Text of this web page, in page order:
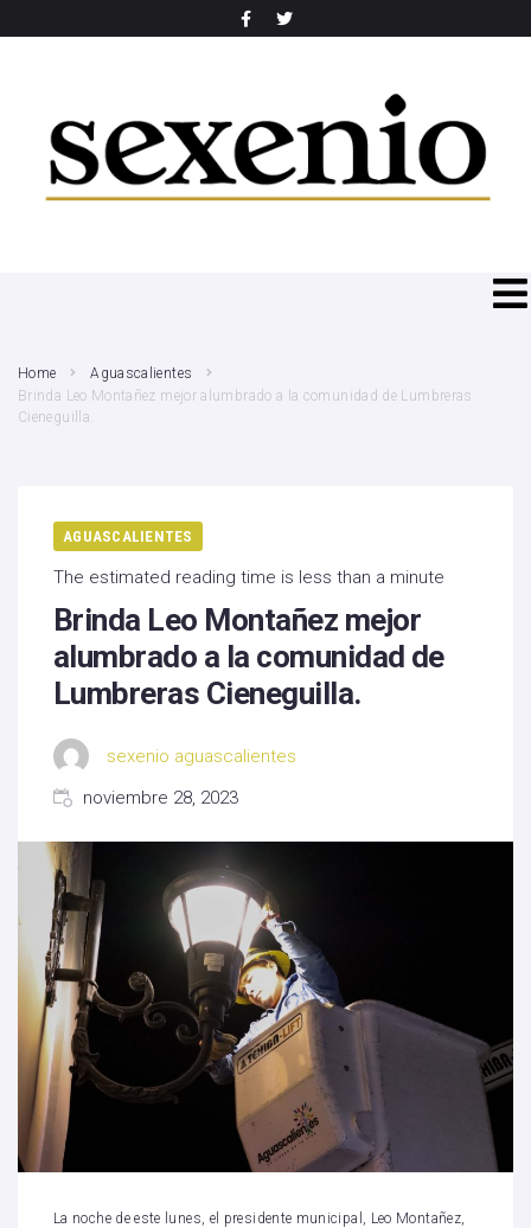
Home
Aguascalientes
Brinda Leo Montañez mejor alumbrado a la comunidad de Lumbreras
Cieneguilla.
AGUASCALIENTES
The estimated reading time is less than a minute
Brinda Leo Montañez mejor
alumbrado a la comunidad de
Lumbreras Cieneguilla.
sexenio aguascalientes
noviembre 28, 2023
La noche de este lunes, el presidente municipal, Leo Montañez,
SEARCH THIS WEBSITE